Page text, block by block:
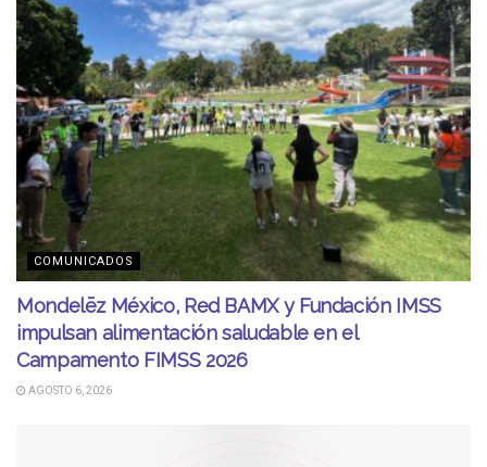
COMUNICADOS
Mondelēz México, Red BAMX y Fundación IMSS
impulsan alimentación saludable en el
Campamento FIMSS 2026
AGOSTO 6, 2026